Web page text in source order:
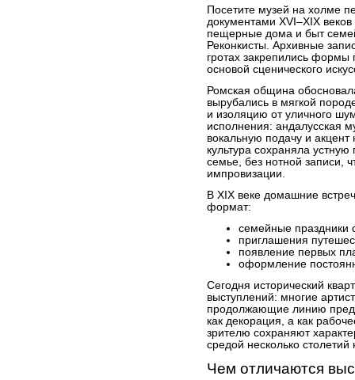
Посетите музей на холме
документами XVI–XIX
пещерные дома и быт
Реконкисты. Архивные
гротах закрепились формы
основой сценического
Ромская община
вырубались в мягкой
и изоляцию от уличного
исполнения: андалусская
вокальную подачу и
культура сохраняла
семье, без нотной записи,
импровизации.
В XIX веке домашние
формат:
семейные праздники
приглашения
появление первых
оформление
Сегодня исторический
выступлений: многие
продолжающие линию
как декорация, а как
зрителю сохраняют
средой несколько столетий
Чем отличаются